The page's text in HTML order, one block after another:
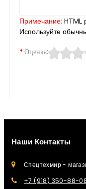
Примечание: HTML
Используйте
Оценка:
Наши Контакты
Спецтехмир -
+7 (918) 350-88-